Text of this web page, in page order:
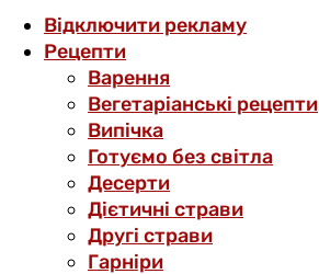
Відключити рекламу
Рецепти
Варення
Вегетаріанські рецепти
Випічка
Готуємо без світла
Десерти
Дієтичні страви
Другі страви
Гарніри